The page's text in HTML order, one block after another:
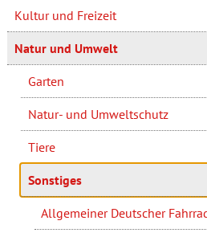
Kultur und Freizeit
Natur und Umwelt
Garten
Natur- und Umweltschutz
Tiere
Sonstiges
Allgemeiner Deutscher